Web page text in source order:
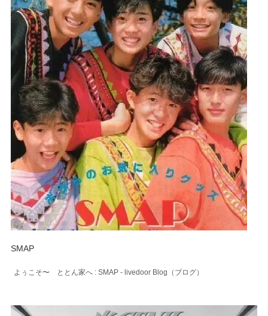
SMAP
よぅこそ〜 ととん家へ : SMAP - livedoor Blog（ブログ）